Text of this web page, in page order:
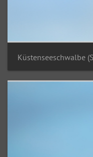
Küstenseeschwalbe